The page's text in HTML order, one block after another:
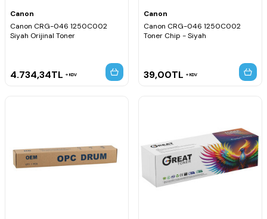
Canon
Canon CRG-046 1250C002
Siyah Orijinal Toner
4.734,34TL KDV
Canon
Canon CRG-046 1250C002
Toner Chip - Siyah
39,00TL KDV